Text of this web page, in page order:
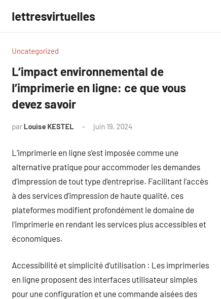
contenu
lettresvirtuelles
Uncategorized
L’impact environnemental de
l’imprimerie en ligne: ce que vous
devez savoir
par Louise KESTEL juin 19, 2024
L’imprimerie en ligne s’est imposée comme une
alternative pratique pour accommoder les demandes
d’impression de tout type d’entreprise. Facilitant l’accès
à des services d’impression de haute qualité, ces
plateformes modifient profondément le domaine de
l’imprimerie en rendant les services plus accessibles et
économiques.
Accessibilité et simplicité d’utilisation : Les imprimeries
en ligne proposent des interfaces utilisateur simples
pour une configuration et une commande aisées des